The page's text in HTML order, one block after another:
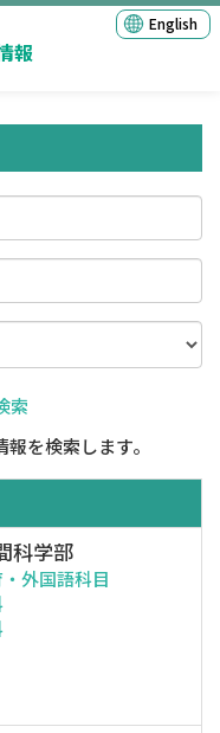
報
English
索
を検索します。
科学部
外国語科目